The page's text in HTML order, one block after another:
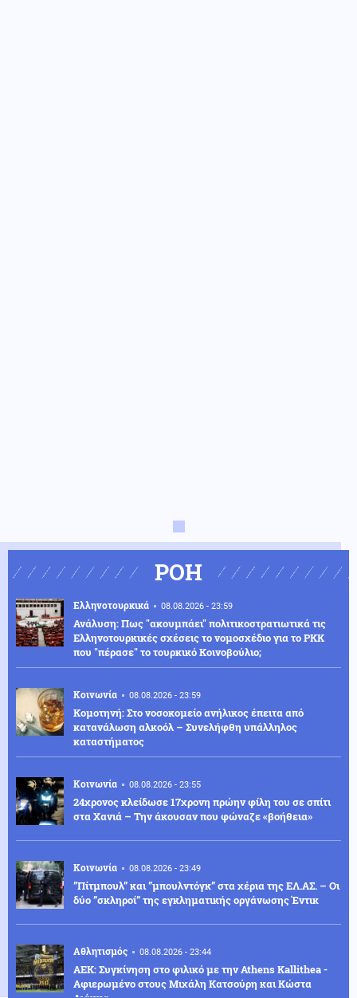
ΡΟΗ
Ελληνοτουρκικά 08.08.2026 - 23:59
Ανάλυση: Πως "ακουμπάει" πολιτικοστρατιωτικά τις
Ελληνοτουρκικές σχέσεις το νομοσχέδιο για το PKK
που "πέρασε" το τουρκικό Κοινοβούλιο;
Κοινωνία 08.08.2026 - 23:59
Κομοτηνή: Στο νοσοκομείο ανήλικος έπειτα από
κατανάλωση αλκοόλ – Συνελήφθη υπάλληλος
καταστήματος
Κοινωνία 08.08.2026 - 23:55
24χρονος κλείδωσε 17χρονη πρώην φίλη του σε σπίτι
στα Χανιά – Την άκουσαν που φώναζε «βοήθεια»
Κοινωνία 08.08.2026 - 23:49
”Πίτμπουλ” και ”μπουλντόγκ” στα χέρια της ΕΛ.ΑΣ. – Οι
δύο ”σκληροί” της εγκληματικής οργάνωσης Έντικ
Αθλητισμός 08.08.2026 - 23:44
ΑΕΚ: Συγκίνηση στο φιλικό με την Athens Kallithea -
Αφιερωμένο στους Μιχάλη Κατσούρη και Κώστα